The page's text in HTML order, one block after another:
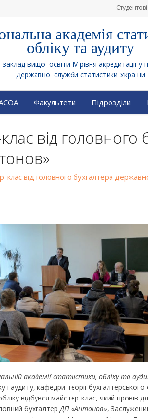
Студентові
академія
обліку та аудиту
вищої освіти IV рівня акредитації у
Державної служби статистики України
Факультети Підрозділи
від
клас від головного бухгалтера
академії статистики, обліку та
і аудиту, кафедри теорії бухгалтерського
відбувся майстер-клас, який провів
бухгалтер ДП «Антонов»,